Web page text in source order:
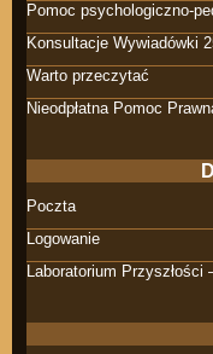
Pomoc psychologiczno-
Konsultacje Wywiadówki
Warto przeczytać
Nieodpłatna Pomoc
Poczta
Logowanie
Laboratorium